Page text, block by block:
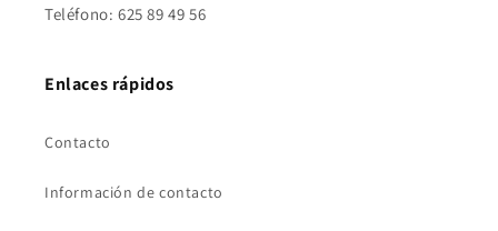
Teléfono: 625 89 49 56
Enlaces rápidos
Contacto
Información de contacto